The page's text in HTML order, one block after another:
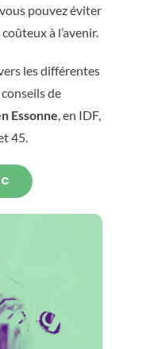
pouvez éviter
à l’avenir.
les différentes
de
Essonne, en IDF,
45.